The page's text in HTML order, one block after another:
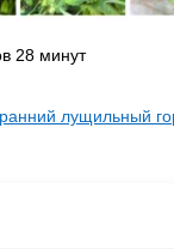
28 минут
лущильный